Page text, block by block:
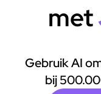
met
Gebruik AI
bij